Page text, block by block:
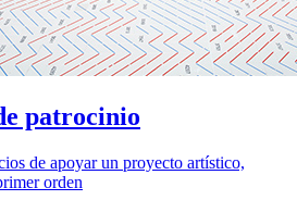
patrocinio
de apoyar un proyecto artístico,
orden